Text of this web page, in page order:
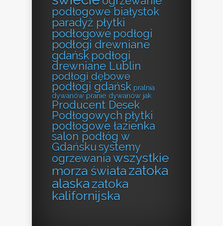
podłogowe białystok
paradyż płytki
podłogowe podłogi
podłogi drewniane
gdańsk podłogi
drewniane Lublin
podłogi dębowe
podłogi gdańsk pralnia
dywanów pranie dywanów jak
Producent Desek
Podłogowych płytki
podłogowe łazienka
salon podłóg w
Gdańsku systemy
ogrzewania wszystkie
morza świata zatoka
alaska zatoka
kalifornijska